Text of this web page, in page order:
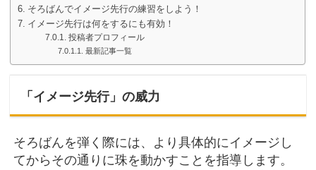
そろばんでイメージ先行の練習をしよう！
イメージ先行は何をするにも有効！
投稿者プロフィール
最新記事一覧
「イメージ先行」の威力
そろばんを弾く際には、より具体的にイメージし
てからその通りに珠を動かすことを指導します。